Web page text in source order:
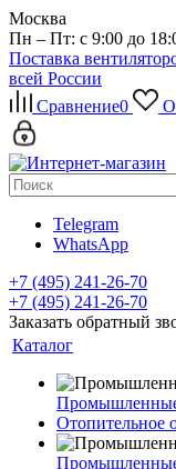
Москва
Пн – Пт: с 9:00 до
Поставка
всей России
Сравнение0
Telegram
WhatsApp
+7 (495) 241-26-70
+7 (495) 241-26-70
Заказать обратный
Каталог
Отопительное